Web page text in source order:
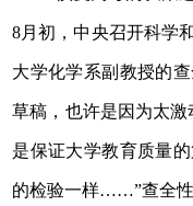
8月初，中央召开科学
大学化学系副教授的
草稿，也许是因为太激
是保证大学教育质量
的检验一样……”查全性